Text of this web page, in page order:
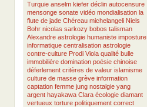
Turquie anselm kiefer déclin autocensure
mensonge sonate vidéo mondialisation la
flute de jade Chéreau michelangeli Niels
Bohr nicolas sarkozy bobos talisman
Alexandre astrologie humaniste imposture
informatique centralisation astrologie
contre-culture Prodi Viola qualité bulle
immobilière domination poésie chinoise
déferlement critères de valeur islamisme
culture de masse grève information
captation femme jung nostalgie yang
argent hayakawa Clara écologie diamant
vertueux torture politiquement correct